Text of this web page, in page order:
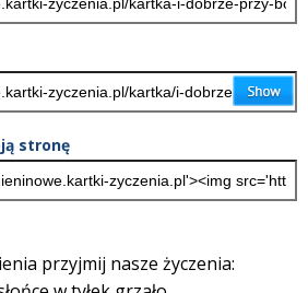
stronę
przyjmij nasze życzenia: